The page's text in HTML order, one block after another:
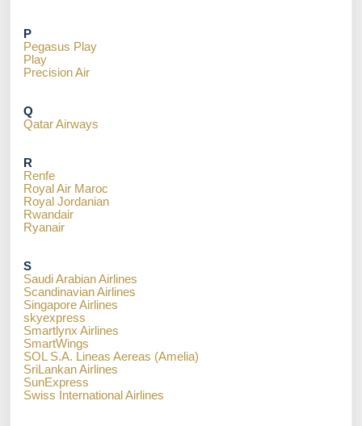
P
Pegasus Play
Play
Precision Air
Q
Qatar Airways
R
Renfe
Royal Air Maroc
Royal Jordanian
Rwandair
Ryanair
S
Saudi Arabian Airlines
Scandinavian Airlines
Singapore Airlines
skyexpress
Smartlynx Airlines
SmartWings
SOL S.A. Lineas Aereas (Amelia)
SriLankan Airlines
SunExpress
Swiss International Airlines